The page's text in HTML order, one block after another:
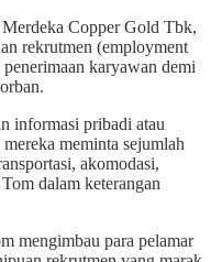
Copper Gold Tbk,
rekrutmen (employment
karyawan demi
informasi pribadi atau
meminta sejumlah
akomodasi,
dalam keterangan
mengimbau para pelamar